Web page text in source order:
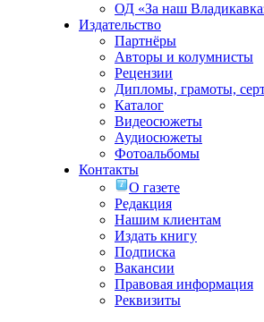
ОД «За наш
Издательство
Партнёры
Авторы и колумнисты
Рецензии
Дипломы, грамоты,
Каталог
Видеосюжеты
Аудиосюжеты
Фотоальбомы
Контакты
О газете
Редакция
Нашим клиентам
Издать книгу
Подписка
Вакансии
Правовая информация
Реквизиты